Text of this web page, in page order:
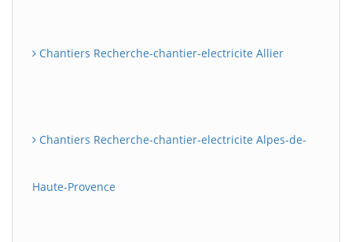
Chantiers Recherche-chantier-electricite Allier
Chantiers Recherche-chantier-electricite Alpes-de-
Haute-Provence